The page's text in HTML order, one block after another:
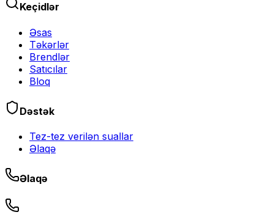
Keçidlər
Əsas
Təkərlər
Brendlər
Satıcılar
Bloq
Dəstək
Tez-tez verilən suallar
Əlaqə
Əlaqə